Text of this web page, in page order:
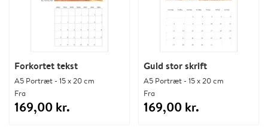
Forkortet tekst
A5 Portræt - 15 x 20 cm
Fra
169,00 kr.
Guld stor skrift
A5 Portræt - 15 x 20 cm
Fra
169,00 kr.